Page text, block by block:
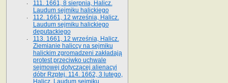
111. 1661, 8 sierpnia, Halicz.
Laudum sejmiku halickiego
112. 1661, 12 września, Halicz.
Laudum sejmiku halickiego
deputackiego
113. 1661, 12 września, Halicz.
Ziemianie haliccy na sejmiku
halickim zgromadzeni zakładają
protest przeciwko uchwale
sejmowej dotyczącej alienacyi
dóbr Rzptej. 114. 1662, 3 lutego,
Halicz. Laudum sejmiku